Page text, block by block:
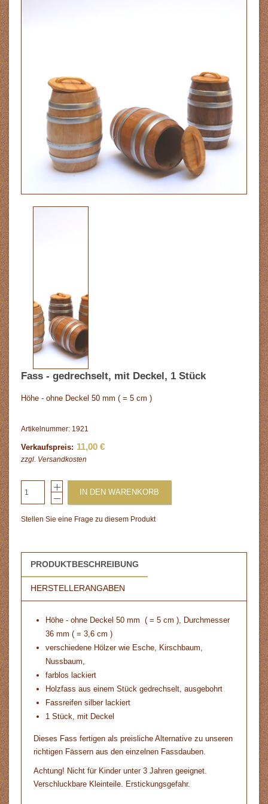
Fass - gedrechselt, mit Deckel, 1 Stück
Höhe - ohne Deckel 50 mm ( = 5 cm )
Artikelnummer: 1921
Verkaufspreis: 11,00 €
zzgl. Versandkosten
IN DEN WARENKORB
Stellen Sie eine Frage zu diesem Produkt
PRODUKTBESCHREIBUNG
HERSTELLERANGABEN
Höhe - ohne Deckel 50 mm ( = 5 cm ), Durchmesser
36 mm ( = 3,6 cm )
verschiedene Hölzer wie Esche, Kirschbaum,
Nussbaum,
farblos lackiert
Holzfass aus einem Stück gedrechselt, ausgebohrt
Fassreifen silber lackiert
1 Stück, mit Deckel
Dieses Fass fertigen als preisliche Alternative zu unseren
richtigen Fässern aus den einzelnen Fassdauben.
Achtung! Nicht für Kinder unter 3 Jahren geeignet.
Verschluckbare Kleinteile. Erstickungsgefahr.